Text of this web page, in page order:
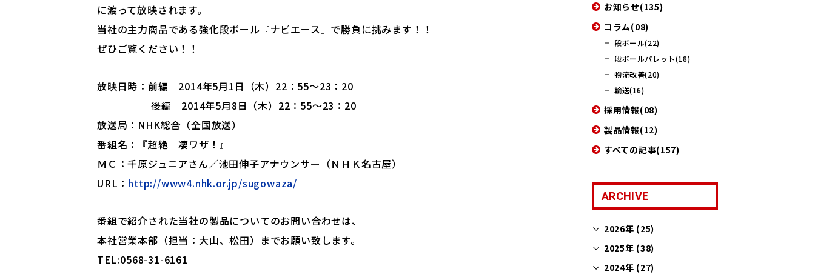
に渡って放映されます。
当社の主力商品である強化段ボール『ナビエース』で勝負に挑みます！！
ぜひご覧ください！！
放映日時：前編 2014年5月1日（木）22：55～23：20
後編 2014年5月8日（木）22：55～23：20
放送局：NHK総合（全国放送）
番組名：『超絶 凄ワザ！』
ＭＣ：千原ジュニアさん／池田伸子アナウンサー（ＮＨＫ名古屋）
URL： http://www4.nhk.or.jp/sugowaza/
番組で紹介された当社の製品についてのお問い合わせは、
本社営業本部（担当：大山、松田）までお願い致します。
TEL:0568-31-6161
お知らせ(135)
コラム(08)
段ボール(22)
段ボールパレット(18)
物流改善(20)
輸送(16)
採用情報(08)
製品情報(12)
すべての記事(157)
ARCHIVE
2026年 (25)
2025年 (38)
2024年 (27)